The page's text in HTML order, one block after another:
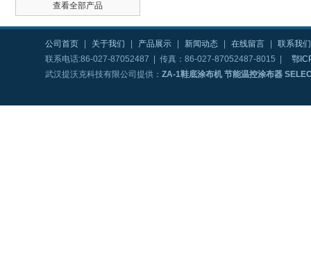
查看全部产品
公司首页 关于我们 产品展示 新闻动态 在线留言
联系我们
联系电话:86-027-87052487 | 传真：86-027-87052487-8015 |
鄂
武汉提沃克科技有限公司提供： ZA-1鞋底涂布机 节能温控涂布器